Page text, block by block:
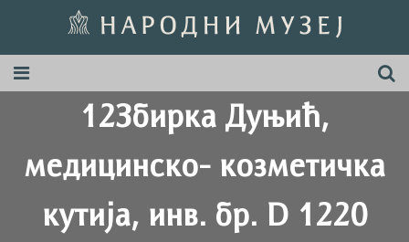
12Збирка Дуњић,
медицинско- козметичка
кутија, инв. бр. D 1220